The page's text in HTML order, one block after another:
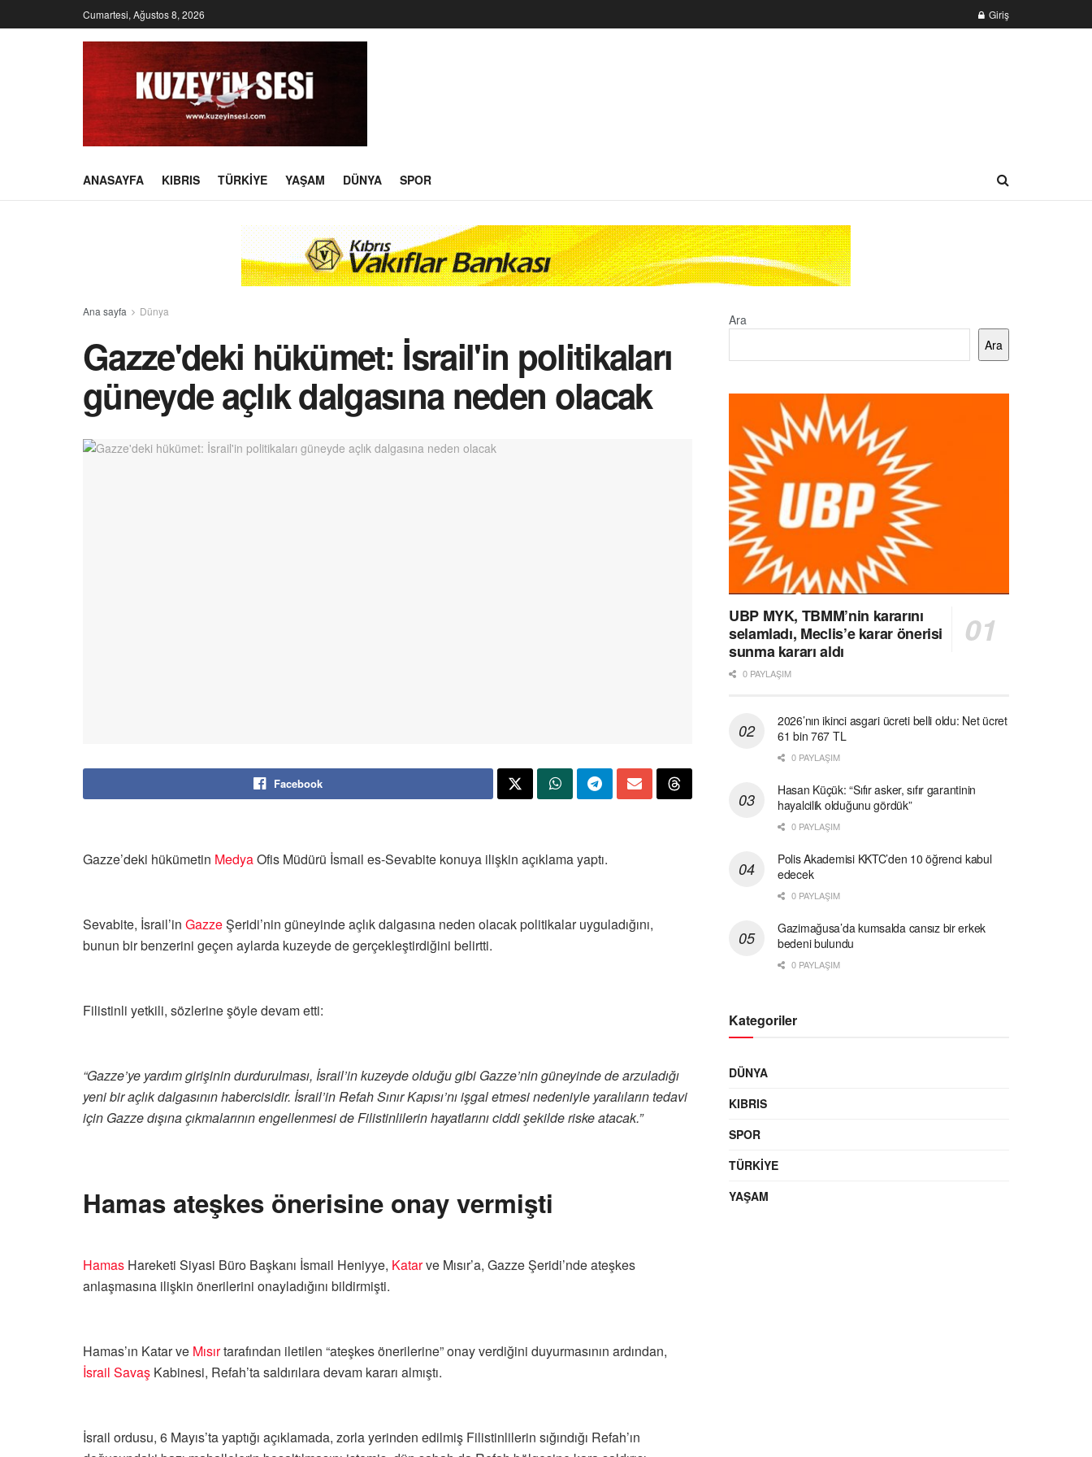
Cumartesi, Ağustos 8, 2026 Giriş
ANASAYFA KIBRIS TÜRKIYE YAŞAM DÜNYA SPOR
Ana sayfa Dünya
Gazze'deki hükümet: İsrail'in politikaları
güneyde açlık dalgasına neden olacak
Facebook
Gazze’deki hükümetin MedyaOfis Müdürü İsmail es-Sevabite konuya ilişkin açıklama yaptı.
Sevabite, İsrail’in GazzeŞeridi’nin güneyinde açlık dalgasına neden olacak politikalar uyguladığını,
bunun bir benzerini geçen aylarda kuzeyde de gerçekleştirdiğini belirtti.
Filistinli yetkili, sözlerine şöyle devam etti:
“Gazze’ye yardım girişinin durdurulması, İsrail’in kuzeyde olduğu gibi Gazze’nin güneyinde de arzuladığı
yeni bir açlık dalgasının habercisidir. İsrail’in Refah Sınır Kapısı’nı işgal etmesi nedeniyle yaralıların tedavi
için Gazze dışına çıkmalarının engellenmesi de Filistinlilerin hayatlarını ciddi şekilde riske atacak.”
Hamas ateşkes önerisine onay vermişti
Hamas Hareketi Siyasi Büro Başkanı İsmail Heniyye, Katarve Mısır’a, Gazze Şeridi’nde ateşkes
anlaşmasına ilişkin önerilerini onayladığını bildirmişti.
Hamas’ın Katar ve Mısırtarafından iletilen “ateşkes önerilerine” onay verdiğini duyurmasının ardından,
İsrail Savaş Kabinesi, Refah’ta saldırılara devam kararı almıştı.
İsrail ordusu, 6 Mayıs’ta yaptığı açıklamada, zorla yerinden edilmiş Filistinlilerin sığındığı Refah’ın
Ara
Ara
UBP MYK, TBMM’nin kararını
selamladı, Meclis’e karar önerisi
sunma kararı aldı
0 PAYLAŞIM
2026’nın ikinci asgari ücreti belli oldu: Net ücret
61 bin 767 TL
0 PAYLAŞIM
Hasan Küçük: “Sıfır asker, sıfır garantinin
hayalcilik olduğunu gördük”
0 PAYLAŞIM
Polis Akademisi KKTC’den 10 öğrenci kabul
edecek
0 PAYLAŞIM
Gazimağusa’da kumsalda cansız bir erkek
bedeni bulundu
0 PAYLAŞIM
Kategoriler
DÜNYA
KIBRIS
SPOR
TÜRKIYE
YAŞAM